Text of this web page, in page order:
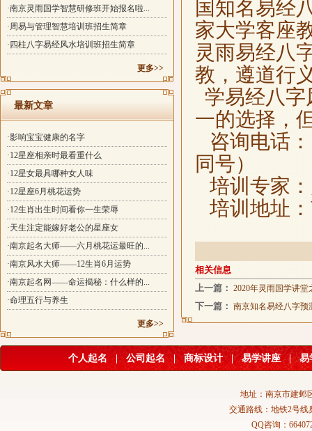
·南京灵雨国学智慧研修班开始报名啦...
·周易与管理智慧培训班招生简章
·四柱八字易经风水培训班招生简章
更多>>
最新文章
·影响宝宝健康的名字
·12星座相亲时最看重什么
·12星女最具哪种女人味
·12星座6月桃花运势
·12生肖出生时间看你一生荣辱
·天生注定能嫁好老公的星座女
·南京起名大师——六月桃花运最旺的...
·南京风水大师——12生肖6月运势
·南京起名网——命运揭秘：什么样的...
·命理五行与养生
更多>>
国知名易经
家大学客座
灵雨易经八
教，遵道行
学易经八
一的选择，
咨询电话
同号）
培训专家
培训地址
相关信息
上一篇： 2020年灵雨国学讲
下一篇： 南京知名易经八字预
个人起名 公司起名 | 商标设计 | 易学讲座 | 易
地址：南京市建邺
交通路线：地铁2号线
QQ咨询：